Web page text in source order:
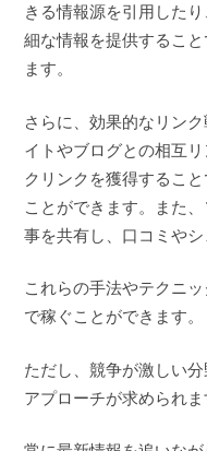
きる情報源を引用した
細な情報を提供するこ
ます。
さらに、効果的なリン
イトやブログとの相互
クリンクを獲得するこ
ことができます。また
事を共有し、口コミや
これらの手法やテクニ
で稼ぐことができます。
ただし、競争が激しい
アプローチが求められま